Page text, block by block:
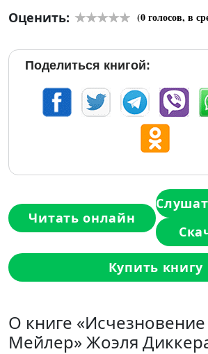
Оценить:
(0голосов, в
Поделиться книгой:
Читать онлайн
Купить книгу
О книге
Мейлер» Жоэля